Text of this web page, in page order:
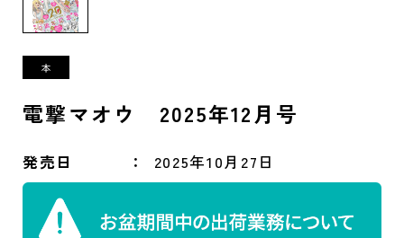
電撃マオウ 2025年12月号
発売日 2025年10月27日